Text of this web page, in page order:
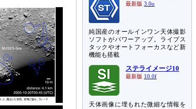
最新版 3.0o
純国産のオールインワン天体撮影
ソフトがパワーアップ。ライブス
タックやオートフォーカスなど新
機能も搭載
ステライメージ10
最新版 10.0f
天体画像に埋もれた微細な情報を